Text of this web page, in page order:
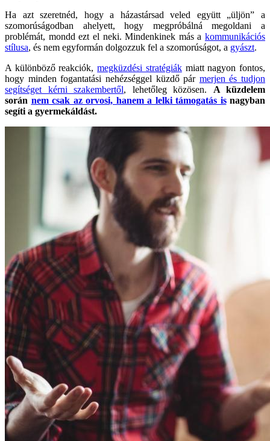
Ha azt szeretnéd, hogy a házastársad veled együtt „üljön” a
szomorúságodban ahelyett, hogy megpróbálná megoldani a
problémát, mondd ezt el neki. Mindenkinek más a kommunikációs
stílusa, és nem egyformán dolgozzuk fel a szomorúságot, a gyászt.
A különböző reakciók,megküzdési stratégiákmiatt nagyon fontos,
hogy minden fogantatási nehézséggel küzdő pár merjen és tudjon
segítséget kérni szakembertől, lehetőleg közösen. A küzdelem
során nem csak az orvosi, hanem a lelki támogatás isnagyban
segíti a gyermekáldást.